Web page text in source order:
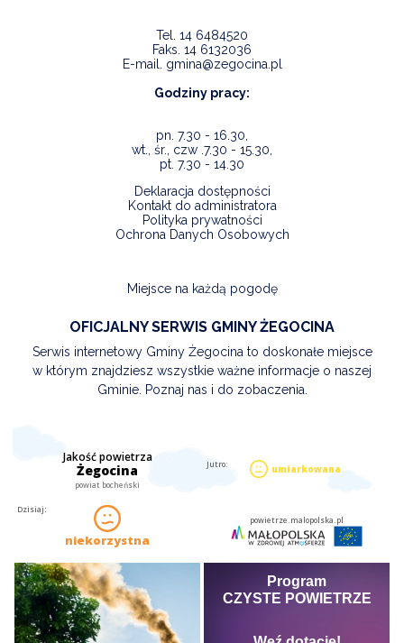
Tel. 14 6484520
Faks. 14 6132036
E-mail. gmina@zegocina.pl
Godziny pracy:
pn. 7.30 - 16.30,
wt., śr., czw .7.30 - 15.30,
pt. 7.30 - 14.30
Deklaracja dostępności
Kontakt do administratora
Polityka prywatności
Ochrona Danych Osobowych
Miejsce na każdą pogodę
OFICJALNY SERWIS GMINY ŻEGOCINA
Serwis internetowy Gminy Żegocina to doskonałe miejsce
w którym znajdziesz wszystkie ważne informacje o naszej
Gminie. Poznaj nas i do zobaczenia.